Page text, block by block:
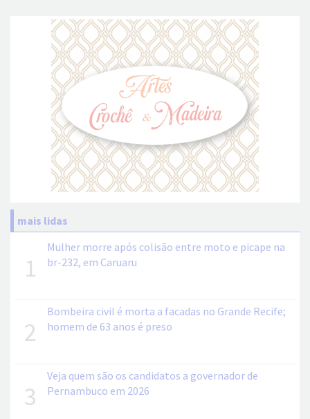
mais lidas
1
Mulher morre após colisão entre moto e picape na
br-232, em Caruaru
2
Bombeira civil é morta a facadas no Grande Recife;
homem de 63 anos é preso
3
Veja quem são os candidatos a governador de
Pernambuco em 2026